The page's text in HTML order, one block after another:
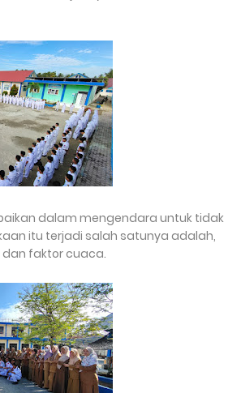
dalam mengendara untuk tidak
itu terjadi salah satunya adalah,
faktor cuaca.